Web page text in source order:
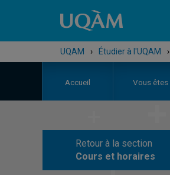
UQAM › Étudier à l'UQAM ›
Accueil Vous êtes
Retour à la section
Cours et horaires